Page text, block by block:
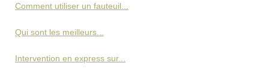
Comment utiliser un fauteuil...
Qui sont les meilleurs...
Intervention en express sur...